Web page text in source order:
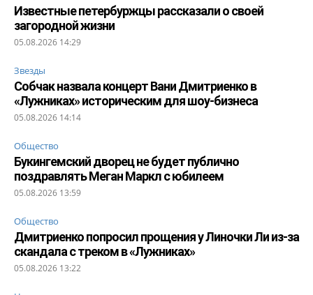
Известные петербуржцы рассказали о своей
загородной жизни
05.08.2026 14:29
Звезды
Собчак назвала концерт Вани Дмитриенко в
«Лужниках» историческим для шоу-бизнеса
05.08.2026 14:14
Общество
Букингемский дворец не будет публично
поздравлять Меган Маркл с юбилеем
05.08.2026 13:59
Общество
Дмитриенко попросил прощения у Линочки Ли из-за
скандала с треком в «Лужниках»
05.08.2026 13:22